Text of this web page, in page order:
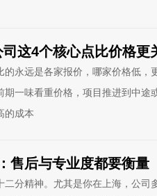
这4个核心点比价格更
永远是各家报价，哪家价格低，
一味看重价格，项目推进到中途
的成本
售后与专业度都要衡量
分精神。尤其是你在上海，公司